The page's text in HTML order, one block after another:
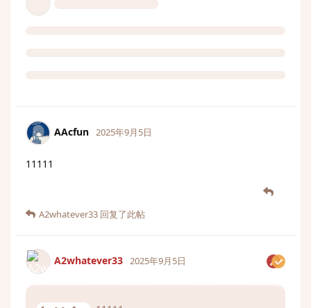
AAcfun 2025年9月5日
11111
A2whatever33 回复了此帖
A2whatever33 2025年9月5日